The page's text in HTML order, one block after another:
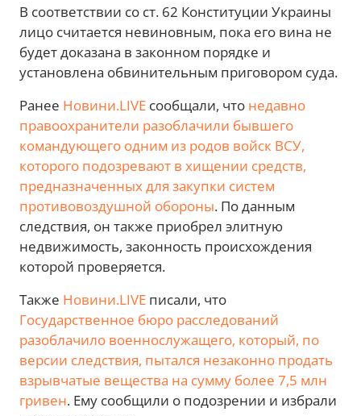
В соответствии со ст. 62 Конституции Украины
лицо считается невиновным, пока его вина не
будет доказана в законном порядке и
установлена обвинительным приговором суда.
Ранее Новини.LIVE сообщали, что недавно
правоохранители разоблачили бывшего
командующего одним из родов войск ВСУ,
которого подозревают в хищении средств,
предназначенных для закупки систем
противовоздушной обороны. По данным
следствия, он также приобрел элитную
недвижимость, законность происхождения
которой проверяется.
Также Новини.LIVE писали, что
Государственное бюро расследований
разоблачило военнослужащего, который, по
версии следствия, пытался незаконно продать
взрывчатые вещества на сумму более 7,5 млн
гривен. Ему сообщили о подозрении и избрали